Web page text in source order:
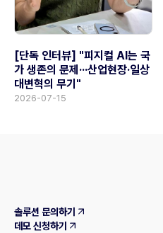
[단독 인터뷰] "피지컬 AI는 국
가 생존의 문제···산업현장·일상
대변혁의 무기"
2026-07-15
솔루션 문의하기
데모 신청하기